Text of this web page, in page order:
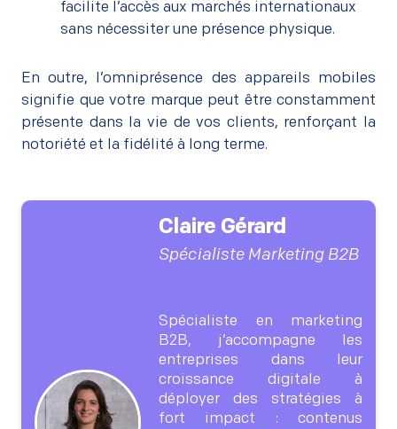
facilite l’accès aux marchés internationaux
sans nécessiter une présence physique.
En outre, l’omniprésence des appareils mobiles
signifie que votre marque peut être constamment
présente dans la vie de vos clients, renforçant la
notoriété et la fidélité à long terme.
Claire Gérard
Spécialiste Marketing B2B
Spécialiste en marketing
B2B, j’accompagne les
entreprises dans leur
croissance digitale à
déployer des stratégies à
fort impact : contenus